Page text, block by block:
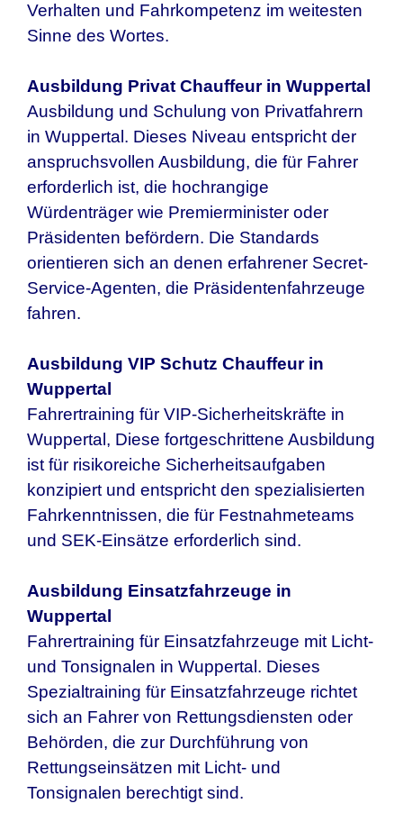
Verhalten und Fahrkompetenz im weitesten
Sinne des Wortes.
Ausbildung Privat Chauffeur in Wuppertal
Ausbildung und Schulung von Privatfahrern
in Wuppertal . Dieses Niveau entspricht der
anspruchsvollen Ausbildung, die für Fahrer
erforderlich ist, die hochrangige
Würdenträger wie Premierminister oder
Präsidenten befördern. Die Standards
orientieren sich an denen erfahrener Secret-
Service-Agenten, die Präsidentenfahrzeuge
fahren.
Ausbildung VIP Schutz Chauffeur in
Wuppertal
Fahrertraining für VIP-Sicherheitskräfte in
Wuppertal , Diese fortgeschrittene Ausbildung
ist für risikoreiche Sicherheitsaufgaben
konzipiert und entspricht den spezialisierten
Fahrkenntnissen, die für Festnahmeteams
und SEK-Einsätze erforderlich sind.
Ausbildung Einsatzfahrzeuge in
Wuppertal
Fahrertraining für Einsatzfahrzeuge mit Licht-
und Tonsignalen in Wuppertal . Dieses
Spezialtraining für Einsatzfahrzeuge richtet
sich an Fahrer von Rettungsdiensten oder
Behörden, die zur Durchführung von
Rettungseinsätzen mit Licht- und
Tonsignalen berechtigt sind.